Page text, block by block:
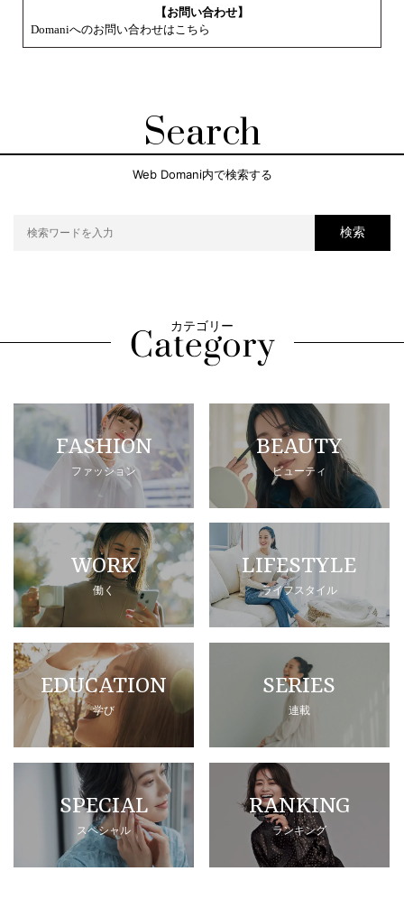
【お問い合わせ】
Domaniへのお問い合わせはこちら
Search
Web Domani内で検索する
検索
カテゴリー
FASHION
ファッション
BEAUTY
ビューティ
WORK
働く
LIFESTYLE
ライフスタイル
EDUCATION
学び
SERIES
連載
SPECIAL
スペシャル
RANKING
ランキング